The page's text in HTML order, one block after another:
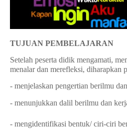
TUJUAN PEMBELAJARAN
Setelah peserta didik mengamati,
menalar dan merefleksi, diharapkan
- menjelaskan pengertian berilmu
- menunjukkan dalil berilmu dan
- mengidentifikasi bentuk/ ciri-ciri